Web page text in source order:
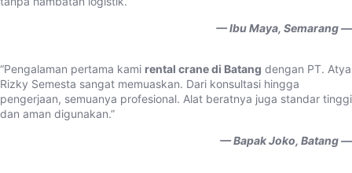
— Ibu Maya, Semarang —
“Pengalaman pertama kami rental crane di Batang dengan PT. Atya
Rizky Semesta sangat memuaskan. Dari konsultasi hingga
pengerjaan, semuanya profesional. Alat beratnya juga standar tinggi
dan aman digunakan.”
— Bapak Joko, Batang —